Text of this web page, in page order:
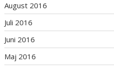
August 2016
Juli 2016
Juni 2016
Maj 2016